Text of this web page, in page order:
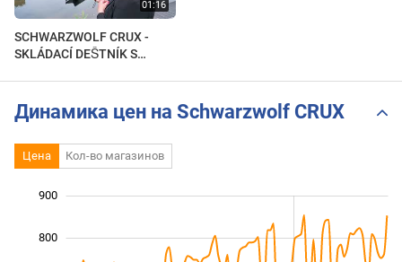
SCHWARZWOLF CRUX -
SKLÁDACÍ DEŠTNÍK S
Динамика цен на Schwarzwolf CRUX
Цена Кол-во магазинов
800
900